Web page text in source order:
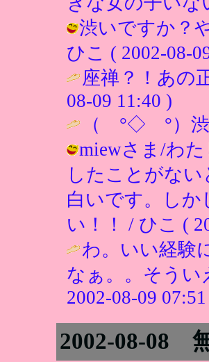
渋いですか？
ひこ ( 2002-08-
座禅？！あの
08-09 11:40 )
（ °◇ °）渋
miewさま/わ
したことがな
白いです。し
い！！ / ひこ (
わ。いい経験
なぁ。。そう
2002-08-09
2002-08-08